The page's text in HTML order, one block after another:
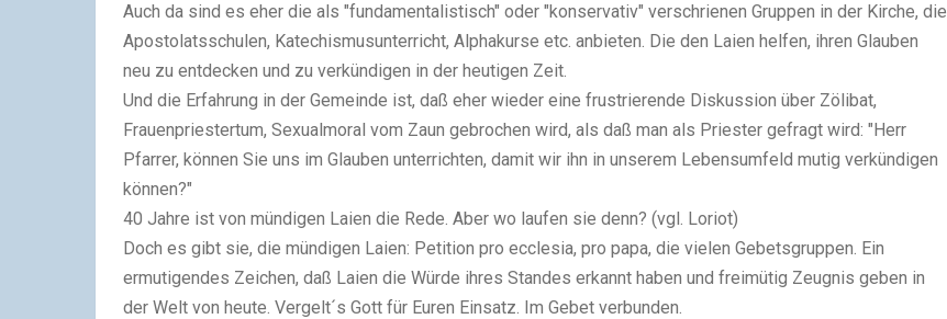
Auch da sind es eher die als "fundamentalistisch" oder "konservativ" verschrienen Gruppen in der Kirche, die
Apostolatsschulen, Katechismusunterricht, Alphakurse etc. anbieten. Die den Laien helfen, ihren Glauben
neu zu entdecken und zu verkündigen in der heutigen Zeit.
Und die Erfahrung in der Gemeinde ist, daß eher wieder eine frustrierende Diskussion über Zölibat,
Frauenpriestertum, Sexualmoral vom Zaun gebrochen wird, als daß man als Priester gefragt wird: "Herr
Pfarrer, können Sie uns im Glauben unterrichten, damit wir ihn in unserem Lebensumfeld mutig verkündigen
können?"
40 Jahre ist von mündigen Laien die Rede. Aber wo laufen sie denn? (vgl. Loriot)
Doch es gibt sie, die mündigen Laien: Petition pro ecclesia, pro papa, die vielen Gebetsgruppen. Ein
ermutigendes Zeichen, daß Laien die Würde ihres Standes erkannt haben und freimütig Zeugnis geben in
der Welt von heute. Vergelt´s Gott für Euren Einsatz. Im Gebet verbunden.